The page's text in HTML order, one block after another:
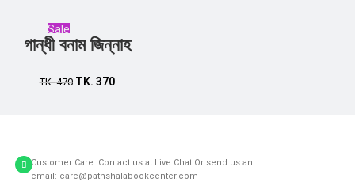
Sale
Add to cart
গান্ধী বনাম জিন্নাহ
TK.470 TK. 370
Customer Care: Contact us at Live Chat Or send us an
email: care@pathshalabookcenter.com